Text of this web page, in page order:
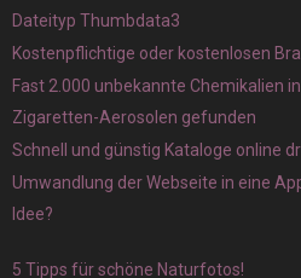
Dateityp Thumbdata3
Kostenpflichtige oder kostenlosen
Fast 2.000 unbekannte Chemikalien
Zigaretten-Aerosolen gefunden
Schnell und günstig Kataloge online
Umwandlung der Webseite in eine
Idee?
5 Tipps für schöne Naturfotos!